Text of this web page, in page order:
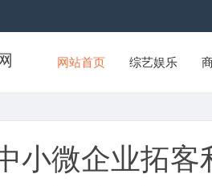
网站首页 综艺娱乐
小微企业拓